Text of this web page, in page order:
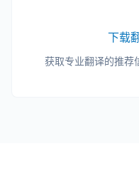
下载
获取专业翻译的推荐